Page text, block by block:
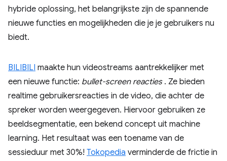
hybride oplossing, het belangrijkste zijn de spannende
nieuwe functies en mogelijkheden die je je gebruikers nu
biedt.
BILIBILI maakte hun videostreams aantrekkelijker met
een nieuwe functie: bullet-screen reacties. Ze bieden
realtime gebruikersreacties in de video, die achter de
spreker worden weergegeven. Hiervoor gebruiken ze
beeldsegmentatie, een bekend concept uit machine
learning. Het resultaat was een toename van de
sessieduur met 30%! Tokopedia verminderde de frictie in